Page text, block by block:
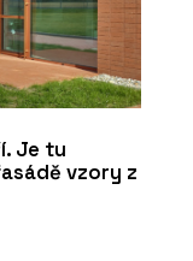
Je tu
vzory z